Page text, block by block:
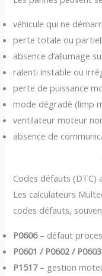
véhicule qui ne
perte totale ou
absence d’allumage
ralenti instable ou
perte de puissance
mode dégradé (limp
ventilateur moteur
absence de
Codes défauts (DTC)
Les calculateurs
codes défauts,
P0606– défaut
P0601 / P0602 / P0603
P1517– gestion